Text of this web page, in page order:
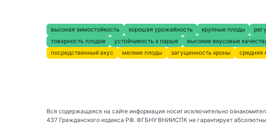
высокая зимостойкость хорошая урожайность крупные плоды
товарность плодов
устойчивость к парше высокие вкусовые
посредственный вкус
мелкие плоды загущенность кроны средняя
Вся содержащаяся на сайте информация носит исключительно
437 Гражданского кодекса РФ. ФГБНУ ВНИИСПК не гарантирует